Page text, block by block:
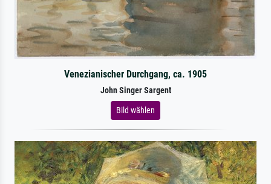
Venezianischer Durchgang, ca. 1905
John Singer Sargent
Bild wählen